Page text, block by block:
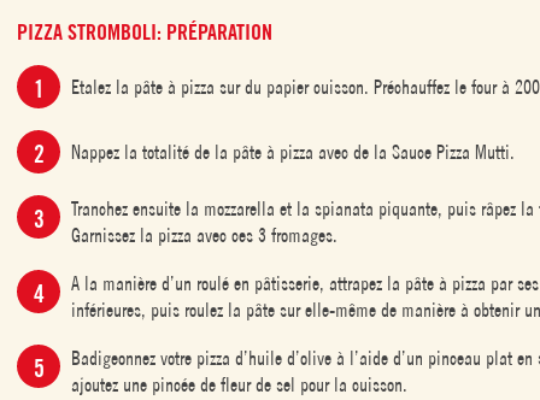
PIZZA STROMBOLI: PRÉPARATION
Etalez la pâte à pizza sur du papier cuisson. Préchauffez le four à
Nappez la totalité de la pâte à pizza avec de la Sauce Pizza Mutti.
Tranchez ensuite la mozzarella et la spianata piquante, puis râpez
Garnissez la pizza avec ces 3 fromages.
A la manière d’un roulé en pâtisserie, attrapez la pâte à pizza par
inférieures, puis roulez la pâte sur elle-même de manière à obtenir
Badigeonnez votre pizza d’huile d’olive à l’aide d’un pinceau plat
ajoutez une pincée de fleur de sel pour la cuisson.